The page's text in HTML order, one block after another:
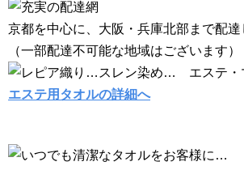
京都を中心に、大阪・兵庫北部まで配達
（一部配達不可能な地域はございます）
エステ用タオルの詳細へ